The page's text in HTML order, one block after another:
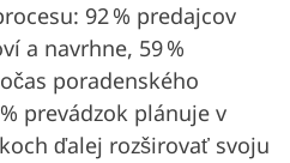
92 % predajcov
a navrhne, 59 %
poradenského
prevádzok plánuje v
ďalej rozširovať svoju